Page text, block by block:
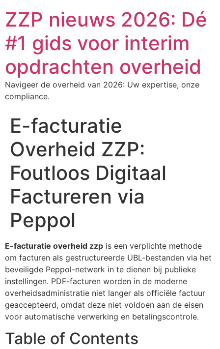
ZZP nieuws 2026: Dé
#1 gids voor interim
opdrachten overheid
Navigeer de overheid van 2026: Uw expertise, onze
compliance.
E-facturatie
Overheid ZZP:
Foutloos Digitaal
Factureren via
Peppol
E-facturatie overheid zzp is een verplichte methode
om facturen als gestructureerde UBL-bestanden via het
beveiligde Peppol-netwerk in te dienen bij publieke
instellingen. PDF-facturen worden in de moderne
overheidsadministratie niet langer als officiële factuur
geaccepteerd, omdat deze niet voldoen aan de eisen
voor automatische verwerking en betalingscontrole.
Table of Contents